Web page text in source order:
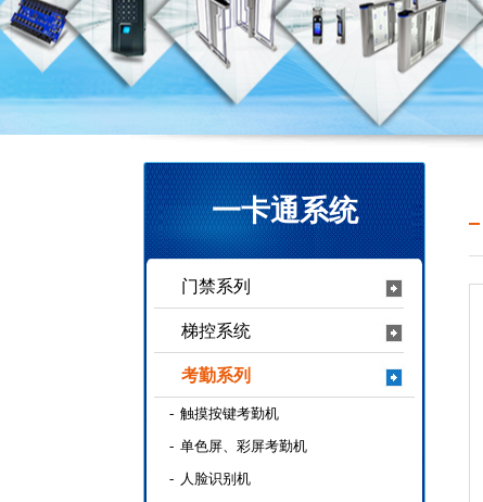
一卡通系统
门禁系列
梯控系统
考勤系列
- 触摸按键考勤机
- 单色屏、彩屏考勤机
- 人脸识别机